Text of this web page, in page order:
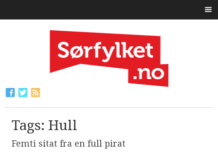
Tags: Hull
Femti sitat fra en full pirat